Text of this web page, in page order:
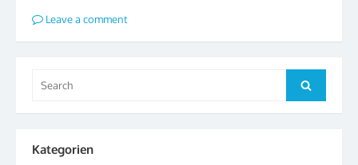
Leave a comment
for:
Search
Kategorien